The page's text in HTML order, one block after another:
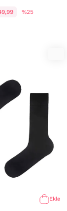
%25
Ekle